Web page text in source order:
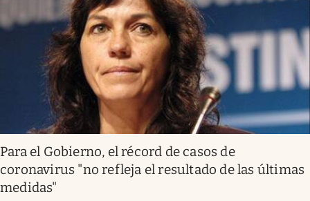
Para el Gobierno, el récord de casos de
coronavirus "no refleja el resultado de las últimas
medidas"